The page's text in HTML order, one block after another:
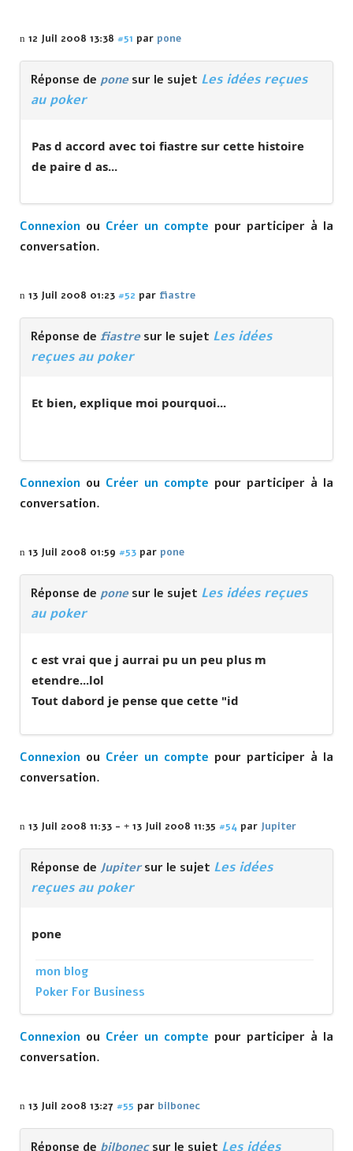
12 Juil 2008 13:38 #51 par pone
Réponse de ponesur le sujet Les idées reçues
au poker
Pas d accord avec toi fiastre sur cette histoire
de paire d as...
Connexion ou Créer un compte pour participer à la
conversation.
13 Juil 2008 01:23 #52 par fiastre
Réponse de fiastresur le sujet Les idées
reçues au poker
Et bien, explique moi pourquoi...
Connexion ou Créer un compte pour participer à la
conversation.
13 Juil 2008 01:59 #53 par pone
Réponse de ponesur le sujet Les idées reçues
au poker
c est vrai que j aurrai pu un peu plus m
etendre...lol
Tout dabord je pense que cette "id
Connexion ou Créer un compte pour participer à la
conversation.
13 Juil 2008 11:33 - 13 Juil 2008 11:35 #54 par Jupiter
Réponse de Jupitersur le sujet Les idées
reçues au poker
pone
mon blog
Poker For Business
Connexion ou Créer un compte pour participer à la
conversation.
13 Juil 2008 13:27 #55 par bilbonec
Réponse de bilbonecsur le sujet Les idées